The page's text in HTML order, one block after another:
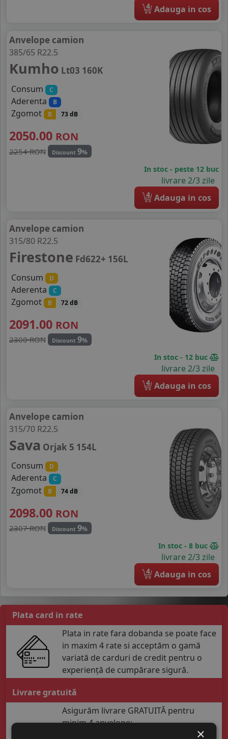
4 Adauga in cos
Anvelope camion
385/65 R22.5
Kumho Lt03 160K
Consum C
Aderenta B
Zgomot B 73 dB
2050.00 RON
2254 RON Discount 9%
In stoc - peste 12 buc
livrare 2/3 zile
4 Adauga in cos
Anvelope camion
315/80 R22.5
Firestone Fd622+ 156L
Consum D
Aderenta C
Zgomot B 72 dB
2091.00 RON
2300 RON Discount 9%
In stoc - 12 buc
livrare 2/3 zile
4 Adauga in cos
Anvelope camion
315/70 R22.5
Sava Orjak 5 154L
Consum D
Aderenta C
Zgomot B 74 dB
2098.00 RON
2307 RON Discount 9%
In stoc - 8 buc
livrare 2/3 zile
4 Adauga in cos
Plata card in rate
Plata in rate fara dobanda se poate face
in maxim 4 rate si acceptăm o gamă
variată de carduri de credit pentru o
experiență de cumpărare sigură.
Livrare gratuită
Asigurăm livrare GRATUITĂ pentru
minim 4 anvelope:
Produsele aflate în stoc sunt livrate în
×